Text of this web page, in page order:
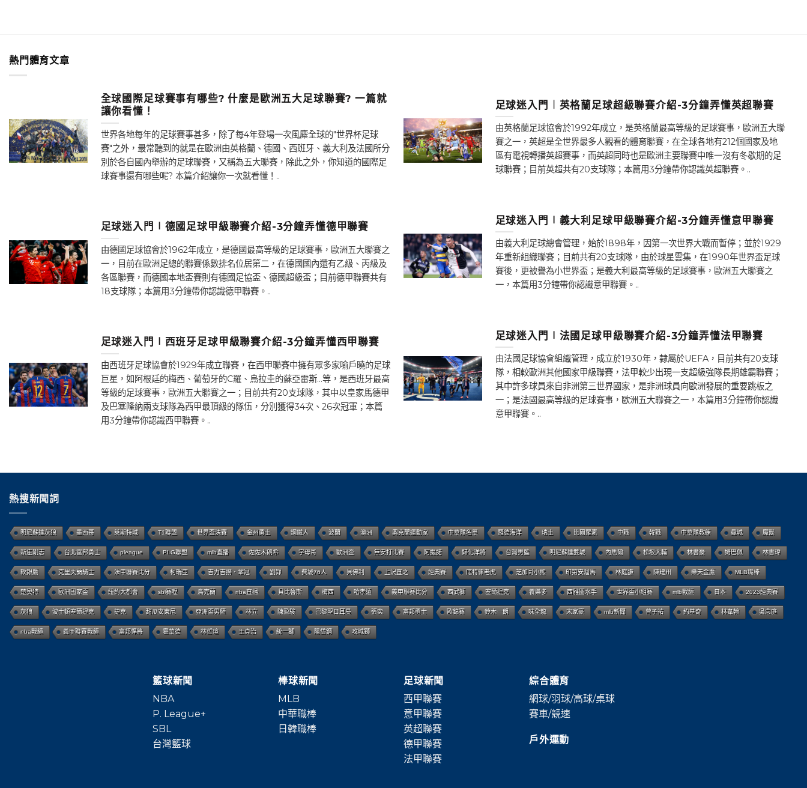
熱門體育文章
全球國際足球賽事有哪些? 什麼是歐洲五大足球聯賽? 一篇就
讓你看懂！
世界各地每年的足球賽事甚多，除了每4年登場一次風麋全球的"世界杯足球
賽"之外，最常聽到的就是在歐洲由英格蘭、德國、西班牙、義大利及法國所分
別於各自國內舉辦的足球聯賽，又稱為五大聯賽，除此之外，你知道的國際足
球賽事還有哪些呢? 本篇介紹讓你一次就看懂！..
足球迷入門∣德國足球甲級聯賽介紹-3分鐘弄懂德甲聯賽
由德國足球協會於1962年成立，是德國最高等級的足球賽事，歐洲五大聯賽之
一，目前在歐洲足總的聯賽係數排名位居第二，在德國國內還有乙級、丙級及
各區聯賽，而德國本地盃賽則有德國足協盃、德國超級盃；目前德甲聯賽共有
18支球隊；本篇用3分鐘帶你認識德甲聯賽。..
足球迷入門∣西班牙足球甲級聯賽介紹-3分鐘弄懂西甲聯賽
由西班牙足球協會於1929年成立聯賽，在西甲聯賽中擁有眾多家喻戶曉的足球
巨星，如阿根廷的梅西、葡萄牙的C羅、烏拉圭的蘇亞雷斯…等，是西班牙最高
等級的足球賽事，歐洲五大聯賽之一；目前共有20支球隊，其中以皇家馬德甲
及巴塞隆納兩支球隊為西甲最頂級的隊伍，分別獲得34次、26次冠軍；本篇
用3分鐘帶你認識西甲聯賽。..
足球迷入門︱英格蘭足球超級聯賽介紹-3分鐘弄懂英超聯賽
由英格蘭足球協會於1992年成立，是英格蘭最高等級的足球賽事，歐洲五大聯
賽之一，英超是全世界最多人觀看的體育聯賽，在全球各地有212個國家及地
區有電視轉播英超賽事，而英超同時也是歐洲主要聯賽中唯一沒有冬歇期的足
球聯賽；目前英超共有20支球隊；本篇用3分鐘帶你認識英超聯賽。..
足球迷入門∣義大利足球甲級聯賽介紹-3分鐘弄懂意甲聯賽
由義大利足球總會管理，始於1898年，因第一次世界大戰而暫停；並於1929
年重新組織聯賽；目前共有20支球隊，由於球星雲集，在1990年世界盃足球
賽後，更被譽為小世界盃；是義大利最高等級的足球賽事，歐洲五大聯賽之
一，本篇用3分鐘帶你認識意甲聯賽。..
足球迷入門∣法國足球甲級聯賽介紹-3分鐘弄懂法甲聯賽
由法國足球協會組織管理，成立於1930年，隸屬於UEFA，目前共有20支球
隊，相較歐洲其他國家甲級聯賽，法甲較少出現一支超級強隊長期雄霸聯賽；
其中許多球員來自非洲第三世界國家，是非洲球員向歐洲發展的重要跳板之
一；是法國最高等級的足球賽事，歐洲五大聯賽之一，本篇用3分鐘帶你認識
意甲聯賽。..
熱搜新聞詞
明尼蘇達灰狼 墨西哥 萊斯特城 T1聯盟 世界盃決賽 金州勇士 鋼鐵人 波蘭 澳洲 奧克蘭運動家 中華隊名單 羅德海洋 瑞士 比爾羅素 中職 韓職 中華隊教練 曼城 魔獸
新庄剛志 台北富邦勇士 pleague PLG聯盟 mlb直播 佐佐木朗希 字母哥 歐洲盃 無安打比賽 阿提諾 歸化洋將 台灣男籃 明尼蘇達雙城 內馬爾 松坂大輔 林書豪 姆巴佩 林書瑋
軟銀鷹 克里夫蘭騎士 法甲聯賽比分 柯瑞亞 吉力吉撈．鞏冠 劉錚 費城76人 貝佛利 上沢直之 經典賽 底特律老虎 芝加哥小熊 印第安溜馬 林庭謙 陳建州 樂天金鷹 MLB職棒
楚奧特 歐洲國家盃 紐約大都會 sbl賽程 烏克蘭 nba直播 貝比魯斯 梅西 哈孝遠 義甲聯賽比分 西武獅 塞爾提克 養樂多 西雅圖水手 世界盃小組賽 mlb戰績 日本 2023經典賽
灰狼 波士頓塞爾提克 捷克 甜瓜安東尼 亞洲盃男籃 林立 陳盈駿 巴黎聖日耳曼 張奕 富邦勇士 歐錦賽 鈴木一朗 味全龍 宋家豪 mlb新聞 曾子祐 約基奇 林韋翰 吳念庭
nba戰績 義甲聯賽戰績 富邦悍將 霍華德 林哲瑄 王貞治 統一獅 陽岱鋼 攻城獅
籃球新聞
NBA
P. League+
SBL
台灣籃球
棒球新聞
MLB
中華職棒
日韓職棒
足球新聞
西甲聯賽
意甲聯賽
英超聯賽
德甲聯賽
法甲聯賽
綜合體育
網球/羽球/高球/桌球
賽車/競速
戶外運動